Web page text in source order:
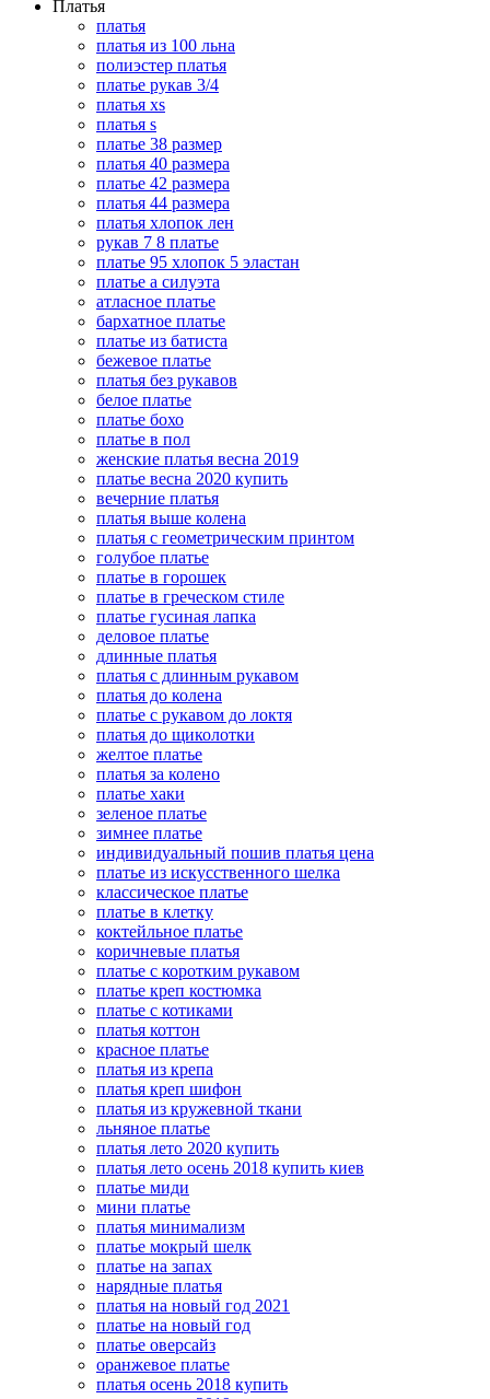
Платья
платья
платья из 100 льна
полиэстер платья
платье рукав 3/4
платья xs
платья s
платье 38 размер
платья 40 размера
платье 42 размера
платья 44 размера
платья хлопок лен
рукав 7 8 платье
платье 95 хлопок 5 эластан
платье а силуэта
атласное платье
бархатное платье
платье из батиста
бежевое платье
платья без рукавов
белое платье
платье бохо
платье в пол
женские платья весна 2019
платье весна 2020 купить
вечерние платья
платья выше колена
платья с геометрическим принтом
голубое платье
платье в горошек
платье в греческом стиле
платье гусиная лапка
деловое платье
длинные платья
платья с длинным рукавом
платья до колена
платье с рукавом до локтя
платья до щиколотки
желтое платье
платья за колено
платье хаки
зеленое платье
зимнее платье
индивидуальный пошив платья цена
платье из искусственного шелка
классическое платье
платье в клетку
коктейльное платье
коричневые платья
платье с коротким рукавом
платье креп костюмка
платье с котиками
платья коттон
красное платье
платья из крепа
платья креп шифон
платья из кружевной ткани
льняное платье
платья лето 2020 купить
платья лето осень 2018 купить киев
платье миди
мини платье
платья минимализм
платье мокрый шелк
платье на запах
нарядные платья
платья на новый год 2021
платье на новый год
платье оверсайз
оранжевое платье
платья осень 2018 купить